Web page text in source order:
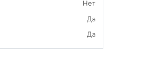
Нет
Да
Да